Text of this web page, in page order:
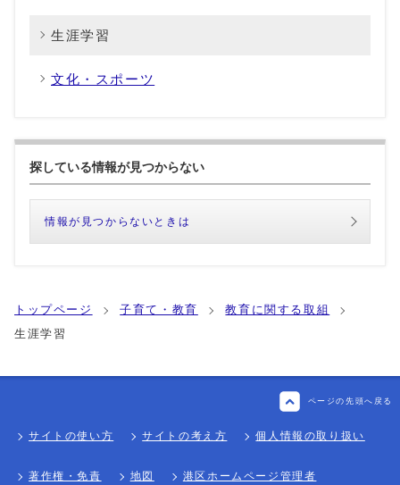
生涯学習
文化・スポーツ
探している情報が見つからない
情報が見つからないときは
トップページ 子育て・教育
教育に関する取組
生涯学習
ページの先頭へ戻る
サイトの使い方 サイトの考え方 個人情報の取り扱い
著作権・免責 地図 港区ホームページ管理者